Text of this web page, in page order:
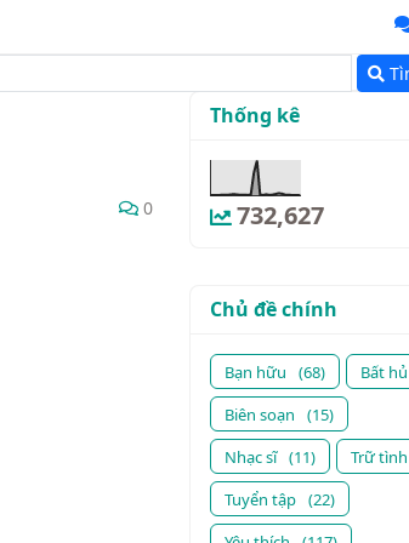
0
Thống kê
732,627
Chủ đề chính
Bạn hữu (68) Bất hủ
Biên soạn
(15)
Nhạc sĩ (11) Trữ tình
Tuyển tập (22)